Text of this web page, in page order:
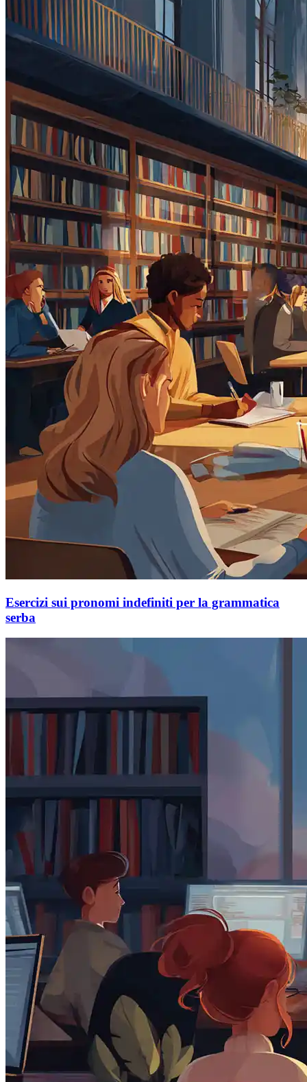
Esercizi sui pronomi indefiniti per la grammatica
serba